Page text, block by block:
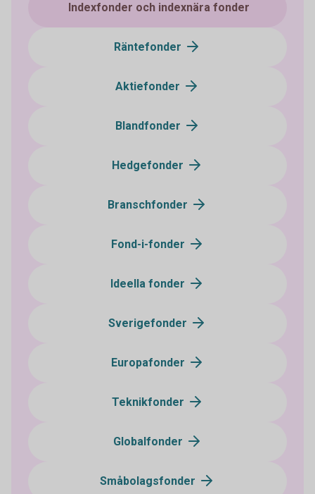
Indexfonder och indexnära fonder
Räntefonder
Aktiefonder
Blandfonder
Hedgefonder
Branschfonder
Fond-i-fonder
Ideella fonder
Sverigefonder
Europafonder
Teknikfonder
Globalfonder
Småbolagsfonder